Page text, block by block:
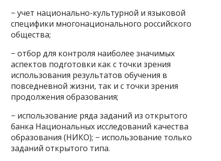
− учет национально-культурной и языковой
специфики многонационального российского
общества;
− отбор для контроля наиболее значимых
аспектов подготовки как с точки зрения
использования результатов обучения в
повседневной жизни, так и с точки зрения
продолжения образования;
− использование ряда заданий из открытого
банка Национальных исследований качества
образования (НИКО); − использование только
заданий открытого типа.